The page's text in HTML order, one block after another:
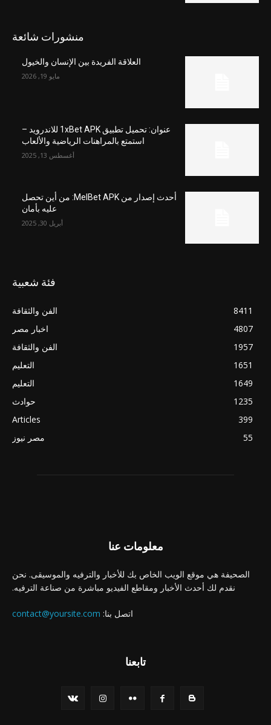
منشورات شائعة
العلاقة الفريدة بين الإنسان والخيول
مايو 19, 2026
عنوان: تحميل تطبيق 1xBet APK للاندرويد –
استمتع بالمراهنات الرياضية والألعاب
أغسطس 13, 2025
أحدث إصدار من MelBet APK: من أين تحصل
عليه بأمان
أبريل 30, 2025
فئة شعبية
الفن والثقافة
8411
اخبار مصر
4807
الفن والثقافة
1957
التعليم
1651
التعليم
1649
حوادث
1235
Articles
399
مصر نيوز
55
معلومات عنا
الصحيفة هي موقع الويب الخاص بك للأخبار والترفيه والموسيقى. نحن
نقدم لك أحدث الأخبار ومقاطع الفيديو مباشرة من صناعة الترفيه.
اتصل بنا: contact@yoursite.com
تابعنا